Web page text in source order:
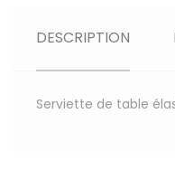
DESCRIPTION
Serviette de table